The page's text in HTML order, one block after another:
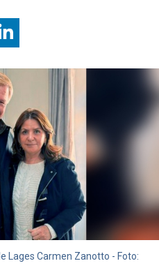
Lages Carmen Zanotto - Foto: